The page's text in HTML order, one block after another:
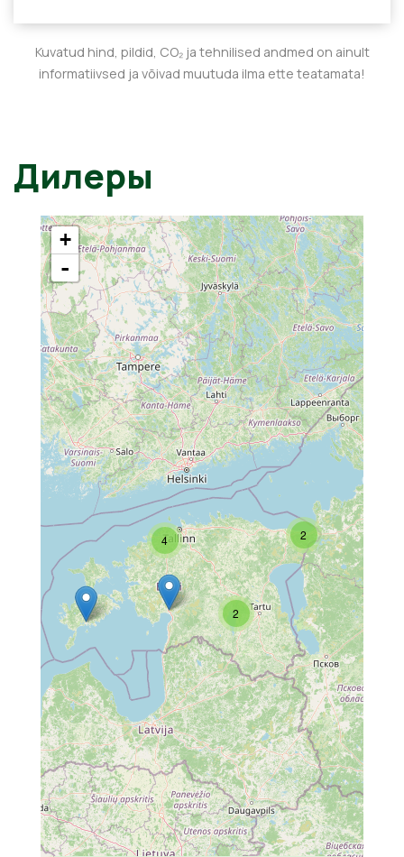
Kuvatud hind, pildid, CO₂ ja tehnilised andmed on ainult
informatiivsed ja võivad muutuda ilma ette teatamata!
Дилеры
2
2
4
+
-